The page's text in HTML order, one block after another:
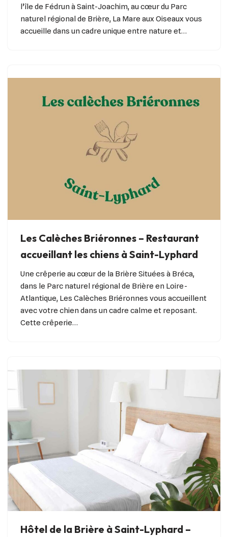
l’île de Fédrun à Saint-Joachim, au cœur du Parc
naturel régional de Brière, La Mare aux Oiseaux vous
accueille dans un cadre unique entre nature et…
Les Calèches Briéronnes – Restaurant
accueillant les chiens à Saint-Lyphard
Une crêperie au cœur de la Brière Situées à Bréca,
dans le Parc naturel régional de Brière en Loire-
Atlantique, Les Calèches Briéronnes vous accueillent
avec votre chien dans un cadre calme et reposant.
Cette crêperie…
Hôtel de la Brière à Saint-Lyphard –